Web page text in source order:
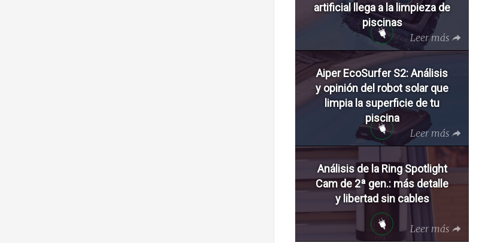
artificial llega a la limpieza de
piscinas
Leer más
Aiper EcoSurfer S2: Análisis
y opinión del robot solar que
limpia la superficie de tu
piscina
Leer más
Análisis de la Ring Spotlight
Cam de 2ª gen.: más detalle
y libertad sin cables
Leer más